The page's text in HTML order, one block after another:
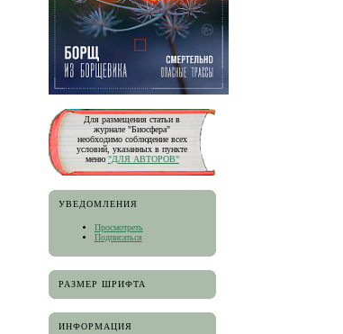
Для размещения статьи в
журнале "Биосфера"
необходимо соблюдение всех
условий, указанных в пункте
меню "ДЛЯ АВТОРОВ"
УВЕДОМЛЕНИЯ
Просмотреть
Подписаться
РАЗМЕР ШРИФТА
ИНФОРМАЦИЯ